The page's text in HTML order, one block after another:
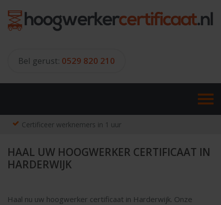
content
Bel gerust: 0529 820 210
Certificeer werknemers in 1 uur
HAAL UW HOOGWERKER CERTIFICAAT IN
HARDERWIJK
Haal nu uw hoogwerker certificaat in Harderwijk. Onze